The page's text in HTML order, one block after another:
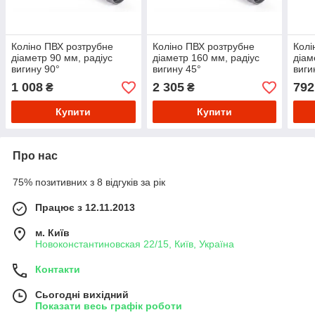
Коліно ПВХ розтрубне
діаметр 90 мм, радіус
вигину 90°
1 008 ₴
Купити
Коліно ПВХ розтрубне
діаметр 160 мм, радіус
вигину 45°
2 305₴
Купити
792
Про нас
75% позитивних з 8 відгуків за рік
Працює з 12.11.2013
м. Київ
Новоконстантиновская 22/15, Київ, Україна
Контакти
Сьогодні вихідний
Показати весь графік роботи